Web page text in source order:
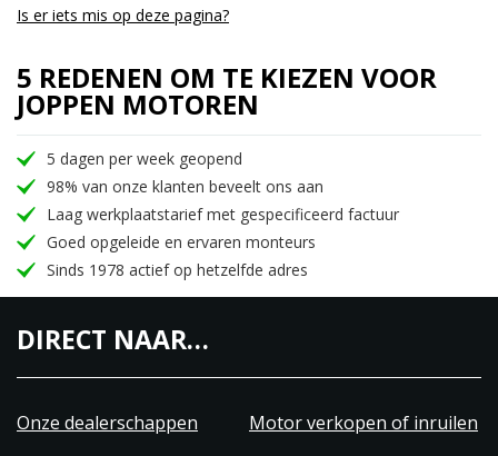
Is er iets mis op deze pagina?
5 REDENEN OM TE KIEZEN VOOR
JOPPEN MOTOREN
5 dagen per week geopend
98% van onze klanten beveelt ons aan
Laag werkplaatstarief met gespecificeerd factuur
Goed opgeleide en ervaren monteurs
Sinds 1978 actief op hetzelfde adres
DIRECT NAAR…
Onze dealerschappen
Motor verkopen of inruilen